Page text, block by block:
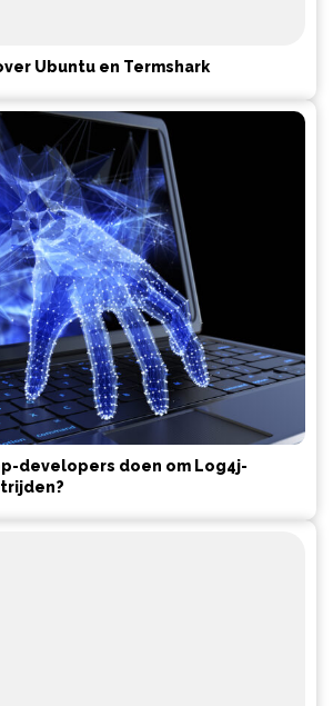
Ubuntu en Termshark
developers doen om Log4j-